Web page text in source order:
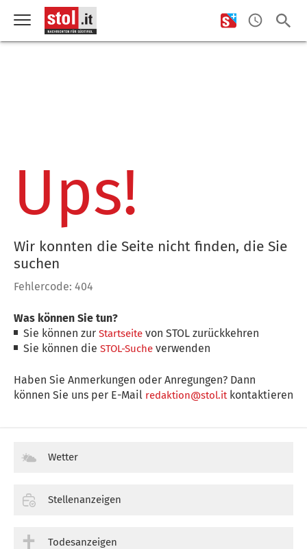
Ups!
Wir konnten die Seite nicht finden, die Sie
suchen
Fehlercode: 404
Was können Sie tun?
Sie können zurStartseite von STOL zurückkehren
Sie können dieSTOL-Suche verwenden
Haben Sie Anmerkungen oder Anregungen? Dann
können Sie uns per E-Mail redaktion@stol.itkontaktieren
Wetter
Stellenanzeigen
Todesanzeigen